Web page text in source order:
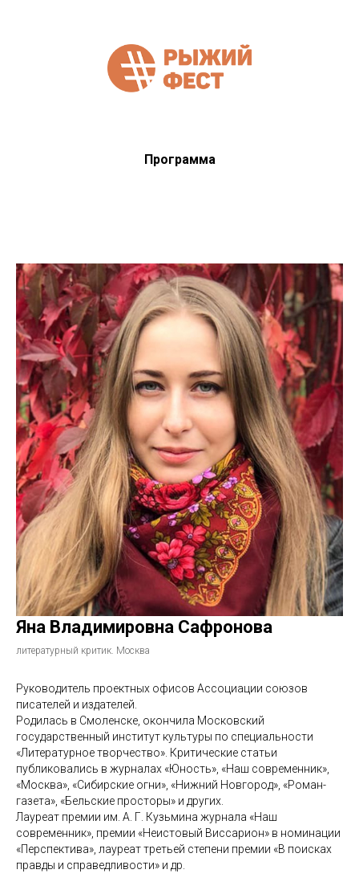
Программа
Яна Владимировна Сафронова
литературный критик. Москва
Руководитель проектных офисов Ассоциации союзов
писателей и издателей.
Родилась в Смоленске, окончила Московский
государственный институт культуры по специальности
«Литературное творчество». Критические статьи
публиковались в журналах «Юность», «Наш современник»,
«Москва», «Сибирские огни», «Нижний Новгород», «Роман-
газета», «Бельские просторы» и других.
Лауреат премии им. А. Г. Кузьмина журнала «Наш
современник», премии «Неистовый Виссарион» в номинации
«Перспектива», лауреат третьей степени премии «В поисках
правды и справедливости» и др.